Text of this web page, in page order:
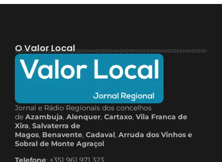
O Valor Local
Jornal e Rádio Regionais dos concelhos
de Azambuja, Alenquer, Cartaxo, Vila Franca de
Xira, Salvaterra de
Magos, Benavente, Cadaval, Arruda dos Vinhos e
Sobral de Monte Agraçol
Telefone: +351 961 971 323